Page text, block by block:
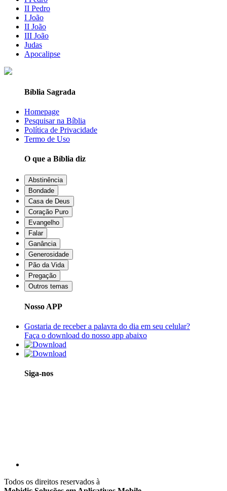
II Pedro
I João
II João
III João
Judas
Apocalipse
Bíblia Sagrada
Homepage
Pesquisar na Bíblia
Política de Privacidade
Termo de Uso
O que a Bíblia diz
Abstinência
Bondade
Casa de Deus
Coração Puro
Evangelho
Falar
Ganância
Generosidade
Pão da Vida
Pregação
Outros temas
Nosso APP
Gostaria de receber a palavra do dia em seu celular?
Faça o download do nosso app abaixo
Siga-nos
Todos os direitos reservados à